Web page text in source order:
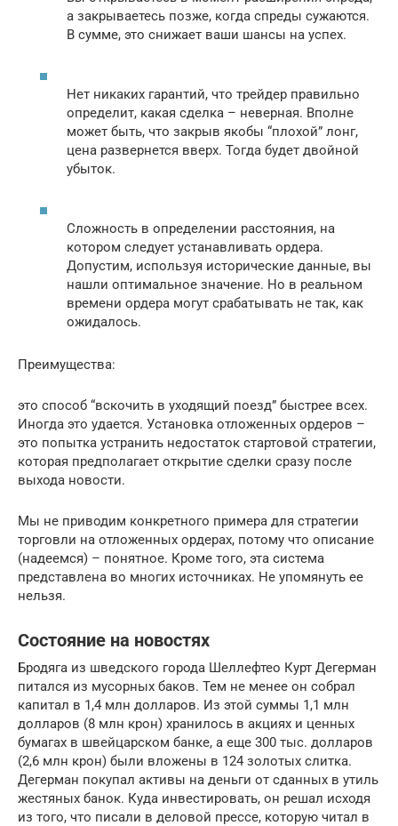
а закрываетесь позже, когда спреды сужаются.
В сумме, это снижает ваши шансы на успех.
Нет никаких гарантий, что трейдер правильно
определит, какая сделка – неверная. Вполне
может быть, что закрыв якобы “плохой” лонг,
цена развернется вверх. Тогда будет двойной
убыток.
Сложность в определении расстояния, на
котором следует устанавливать ордера.
Допустим, используя исторические данные, вы
нашли оптимальное значение. Но в реальном
времени ордера могут срабатывать не так, как
ожидалось.
Преимущества:
это способ “вскочить в уходящий поезд” быстрее всех.
Иногда это удается. Установка отложенных ордеров –
это попытка устранить недостаток стартовой стратегии,
которая предполагает открытие сделки сразу после
выхода новости.
Мы не приводим конкретного примера для стратегии
торговли на отложенных ордерах, потому что описание
(надеемся) – понятное. Кроме того, эта система
представлена во многих источниках. Не упомянуть ее
нельзя.
Состояние на новостях
Бродяга из шведского города Шеллефтео Курт Дегерман
питался из мусорных баков. Тем не менее он собрал
капитал в 1,4 млн долларов. Из этой суммы 1,1 млн
долларов (8 млн крон) хранилось в акциях и ценных
бумагах в швейцарском банке, а еще 300 тыс. долларов
(2,6 млн крон) были вложены в 124 золотых слитка.
Дегерман покупал активы на деньги от сданных в утиль
жестяных банок. Куда инвестировать, он решал исходя
из того, что писали в деловой прессе, которую читал в